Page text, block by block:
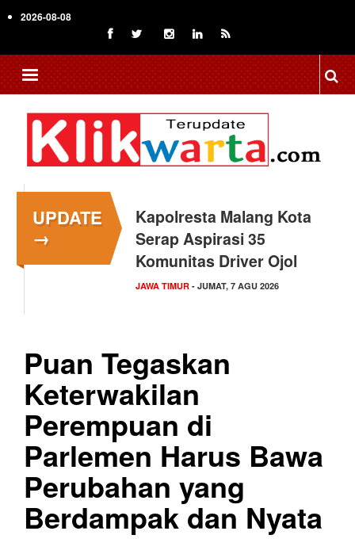
to
content
2026-08-08
UPDATE
→
Kapolresta Malang Kota
Serap Aspirasi 35
Komunitas Driver Ojol
JAWA TIMUR - JUMAT, 7 AGU 2026
Puan Tegaskan
Keterwakilan
Perempuan di
Parlemen Harus Bawa
Perubahan yang
Berdampak dan Nyata